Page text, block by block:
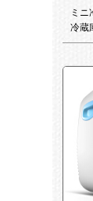
ミニ
冷蔵
冷蔵